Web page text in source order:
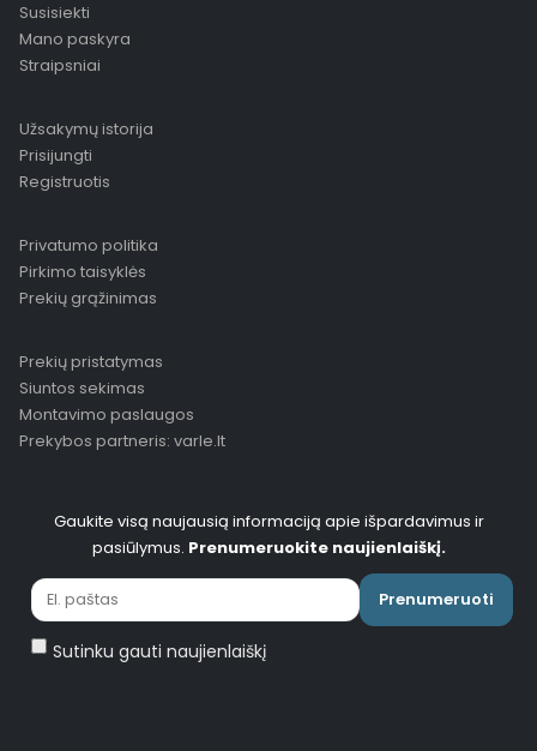
Susisiekti
Mano paskyra
Straipsniai
Užsakymų istorija
Prisijungti
Registruotis
Privatumo politika
Pirkimo taisyklės
Prekių grąžinimas
Prekių pristatymas
Siuntos sekimas
Montavimo paslaugos
Prekybos partneris: varle.lt
Gaukite visą naujausią informaciją apie išpardavimus ir
pasiūlymus. Prenumeruokite naujienlaiškį.
Prenumeruoti
Sutinku gauti naujienlaiškį